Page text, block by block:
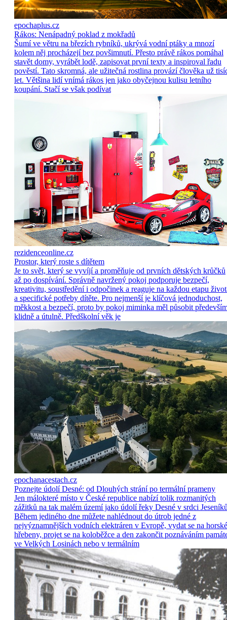
epochaplus.cz
Rákos: Nenápadný poklad z mokřadů
Šumí ve větru na březích rybníků, ukrývá vodní ptáky a mnozí
kolem něj procházejí bez povšimnutí. Přesto právě rákos pomáhal
stavět domy, vyrábět lodě, zapisovat první texty a inspiroval řadu
pověstí. Tato skromná, ale užitečná rostlina provází člověka už
let. Většina lidí vnímá rákos jen jako obyčejnou kulisu letního
koupání. Stačí se však podívat
rezidenceonline.cz
Prostor, který roste s dítětem
Je to svět, který se vyvíjí a proměňuje od prvních dětských krůčků
až po dospívání. Správně navržený pokoj podporuje bezpečí,
kreativitu, soustředění i odpočinek a reaguje na každou etapu
a specifické potřeby dítěte. Pro nejmenší je klíčová jednoduchost,
měkkost a bezpečí, proto by pokoj miminka měl působit
klidně a útulně. Předškolní věk je
epochanacestach.cz
Poznejte údolí Desné: od Dlouhých strání po termální prameny
Jen málokteré místo v České republice nabízí tolik rozmanitých
zážitků na tak malém území jako údolí řeky Desné v srdci
Během jediného dne můžete nahlédnout do útrob jedné z
nejvýznamnějších vodních elektráren v Evropě, vydat se na horské
hřebeny, projet se na koloběžce a den zakončit poznáváním
ve Velkých Losinách nebo v termálním